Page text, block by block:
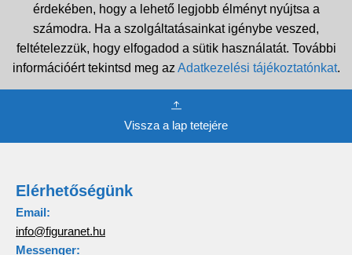
érdekében, hogy a lehető legjobb élményt nyújtsa a
számodra. Ha a szolgáltatásainkat igénybe veszed,
feltételezzük, hogy elfogadod a sütik használatát. További
információért tekintsd meg az Adatkezelési tájékoztatónkat.
Vissza a lap tetejére
Elérhetőségünk
Email:
info@figuranet.hu
Messenger: